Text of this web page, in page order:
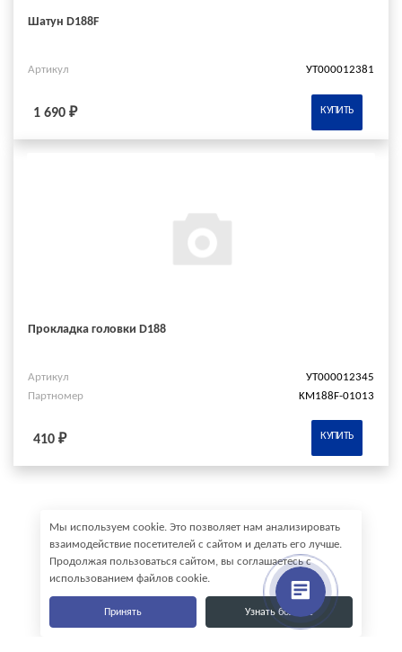
Шатун D188F
Артикул УТ000012381
1 690 ₽ КУПИТЬ
Прокладка головки D188
Артикул
УТ000012345
Партномер
KM188F-01013
410 ₽ КУПИТЬ
Мы используем cookie. Это позволяет нам анализировать
взаимодействие посетителей с сайтом и делать его лучше.
Продолжая пользоваться сайтом, вы соглашаетесь с
использованием файлов cookie.
Принять Узнать больше